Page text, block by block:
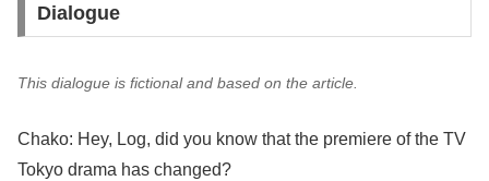
Dialogue
This dialogue is fictional and based on the article.
Chako: Hey, Log, did you know that the premiere of the TV
Tokyo drama has changed?